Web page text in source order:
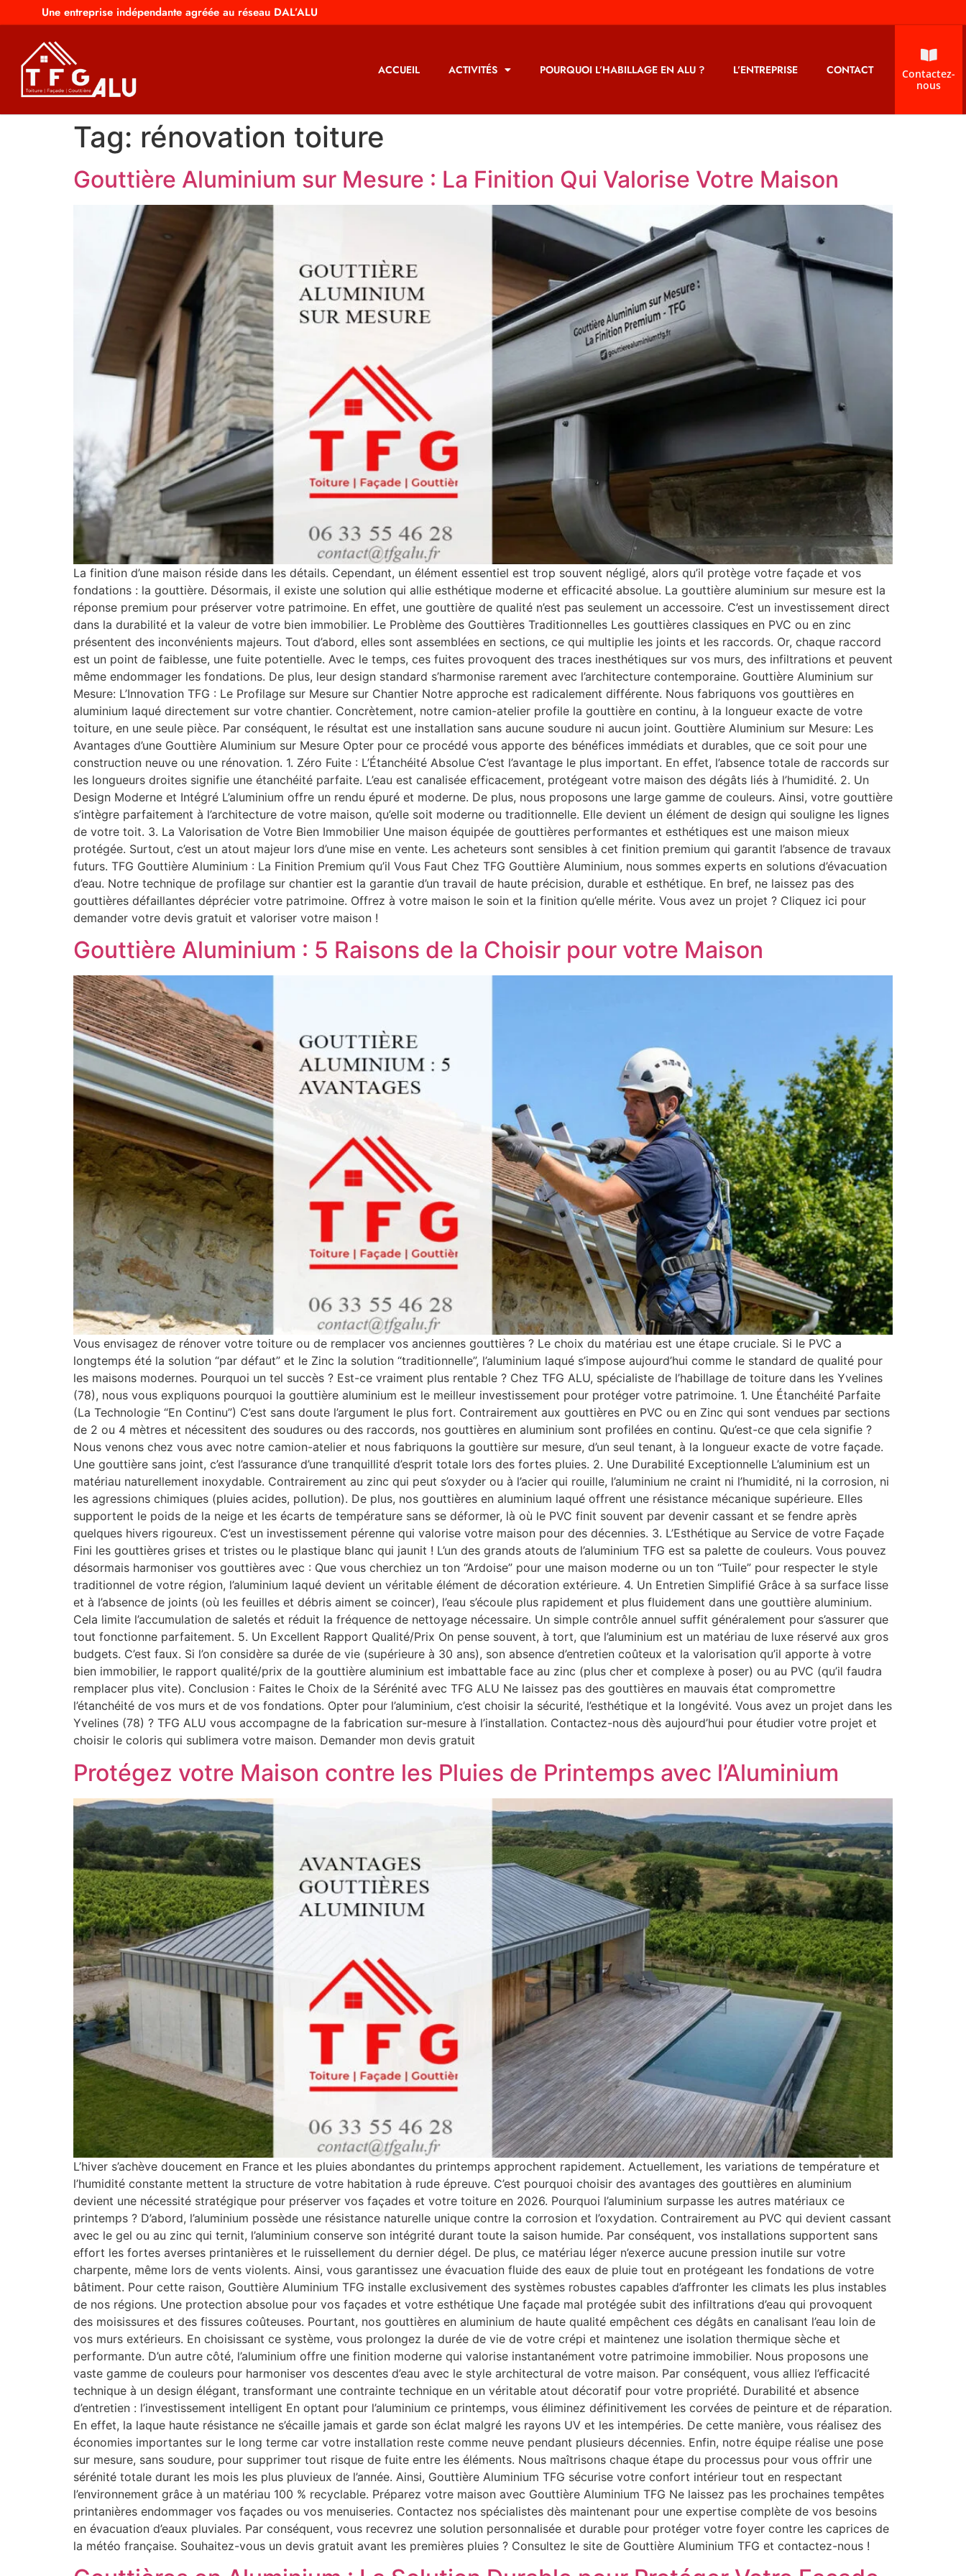
Une entreprise indépendante agréée au réseau DAL’ALU
ACCUEIL ACTIVITÉS POURQUOI L’HABILLAGE EN ALU ? L’ENTREPRISE CONTACT
Contactez-
nous
Tag: rénovation toiture
Gouttière Aluminium sur Mesure : La Finition Qui Valorise Votre Maison
La finition d’une maison réside dans les détails. Cependant, un élément essentiel est trop souvent négligé, alors qu’il protège votre façade et vos
fondations : la gouttière. Désormais, il existe une solution qui allie esthétique moderne et efficacité absolue. La gouttière aluminium sur mesure est la
réponse premium pour préserver votre patrimoine. En effet, une gouttière de qualité n’est pas seulement un accessoire. C’est un investissement direct
dans la durabilité et la valeur de votre bien immobilier. Le Problème des Gouttières Traditionnelles Les gouttières classiques en PVC ou en zinc
présentent des inconvénients majeurs. Tout d’abord, elles sont assemblées en sections, ce qui multiplie les joints et les raccords. Or, chaque raccord
est un point de faiblesse, une fuite potentielle. Avec le temps, ces fuites provoquent des traces inesthétiques sur vos murs, des infiltrations et peuvent
même endommager les fondations. De plus, leur design standard s’harmonise rarement avec l’architecture contemporaine. Gouttière Aluminium sur
Mesure: L’Innovation TFG : Le Profilage sur Mesure sur Chantier Notre approche est radicalement différente. Nous fabriquons vos gouttières en
aluminium laqué directement sur votre chantier. Concrètement, notre camion-atelier profile la gouttière en continu, à la longueur exacte de votre
toiture, en une seule pièce. Par conséquent, le résultat est une installation sans aucune soudure ni aucun joint. Gouttière Aluminium sur Mesure: Les
Avantages d’une Gouttière Aluminium sur Mesure Opter pour ce procédé vous apporte des bénéfices immédiats et durables, que ce soit pour une
construction neuve ou une rénovation. 1. Zéro Fuite : L’Étanchéité Absolue C’est l’avantage le plus important. En effet, l’absence totale de raccords sur
les longueurs droites signifie une étanchéité parfaite. L’eau est canalisée efficacement, protégeant votre maison des dégâts liés à l’humidité. 2. Un
Design Moderne et Intégré L’aluminium offre un rendu épuré et moderne. De plus, nous proposons une large gamme de couleurs. Ainsi, votre gouttière
s’intègre parfaitement à l’architecture de votre maison, qu’elle soit moderne ou traditionnelle. Elle devient un élément de design qui souligne les lignes
de votre toit. 3. La Valorisation de Votre Bien Immobilier Une maison équipée de gouttières performantes et esthétiques est une maison mieux
protégée. Surtout, c’est un atout majeur lors d’une mise en vente. Les acheteurs sont sensibles à cet finition premium qui garantit l’absence de travaux
futurs. TFG Gouttière Aluminium : La Finition Premium qu’il Vous Faut Chez TFG Gouttière Aluminium, nous sommes experts en solutions d’évacuation
d’eau. Notre technique de profilage sur chantier est la garantie d’un travail de haute précision, durable et esthétique. En bref, ne laissez pas des
gouttières défaillantes déprécier votre patrimoine. Offrez à votre maison le soin et la finition qu’elle mérite. Vous avez un projet ? Cliquez ici pour
demander votre devis gratuit et valoriser votre maison !
Gouttière Aluminium : 5 Raisons de la Choisir pour votre Maison
Vous envisagez de rénover votre toiture ou de remplacer vos anciennes gouttières ? Le choix du matériau est une étape cruciale. Si le PVC a
longtemps été la solution “par défaut” et le Zinc la solution “traditionnelle”, l’aluminium laqué s’impose aujourd’hui comme le standard de qualité pour
les maisons modernes. Pourquoi un tel succès ? Est-ce vraiment plus rentable ? Chez TFG ALU, spécialiste de l’habillage de toiture dans les Yvelines
(78), nous vous expliquons pourquoi la gouttière aluminium est le meilleur investissement pour protéger votre patrimoine. 1. Une Étanchéité Parfaite
(La Technologie “En Continu”) C’est sans doute l’argument le plus fort. Contrairement aux gouttières en PVC ou en Zinc qui sont vendues par sections
de 2 ou 4 mètres et nécessitent des soudures ou des raccords, nos gouttières en aluminium sont profilées en continu. Qu’est-ce que cela signifie ?
Nous venons chez vous avec notre camion-atelier et nous fabriquons la gouttière sur mesure, d’un seul tenant, à la longueur exacte de votre façade.
Une gouttière sans joint, c’est l’assurance d’une tranquillité d’esprit totale lors des fortes pluies. 2. Une Durabilité Exceptionnelle L’aluminium est un
matériau naturellement inoxydable. Contrairement au zinc qui peut s’oxyder ou à l’acier qui rouille, l’aluminium ne craint ni l’humidité, ni la corrosion, ni
les agressions chimiques (pluies acides, pollution). De plus, nos gouttières en aluminium laqué offrent une résistance mécanique supérieure. Elles
supportent le poids de la neige et les écarts de température sans se déformer, là où le PVC finit souvent par devenir cassant et se fendre après
quelques hivers rigoureux. C’est un investissement pérenne qui valorise votre maison pour des décennies. 3. L’Esthétique au Service de votre Façade
Fini les gouttières grises et tristes ou le plastique blanc qui jaunit ! L’un des grands atouts de l’aluminium TFG est sa palette de couleurs. Vous pouvez
désormais harmoniser vos gouttières avec : Que vous cherchiez un ton “Ardoise” pour une maison moderne ou un ton “Tuile” pour respecter le style
traditionnel de votre région, l’aluminium laqué devient un véritable élément de décoration extérieure. 4. Un Entretien Simplifié Grâce à sa surface lisse
et à l’absence de joints (où les feuilles et débris aiment se coincer), l’eau s’écoule plus rapidement et plus fluidement dans une gouttière aluminium.
Cela limite l’accumulation de saletés et réduit la fréquence de nettoyage nécessaire. Un simple contrôle annuel suffit généralement pour s’assurer que
tout fonctionne parfaitement. 5. Un Excellent Rapport Qualité/Prix On pense souvent, à tort, que l’aluminium est un matériau de luxe réservé aux gros
budgets. C’est faux. Si l’on considère sa durée de vie (supérieure à 30 ans), son absence d’entretien coûteux et la valorisation qu’il apporte à votre
bien immobilier, le rapport qualité/prix de la gouttière aluminium est imbattable face au zinc (plus cher et complexe à poser) ou au PVC (qu’il faudra
remplacer plus vite). Conclusion : Faites le Choix de la Sérénité avec TFG ALU Ne laissez pas des gouttières en mauvais état compromettre
l’étanchéité de vos murs et de vos fondations. Opter pour l’aluminium, c’est choisir la sécurité, l’esthétique et la longévité. Vous avez un projet dans les
Yvelines (78) ? TFG ALU vous accompagne de la fabrication sur-mesure à l’installation. Contactez-nous dès aujourd’hui pour étudier votre projet et
choisir le coloris qui sublimera votre maison. Demander mon devis gratuit
Protégez votre Maison contre les Pluies de Printemps avec l’Aluminium
L’hiver s’achève doucement en France et les pluies abondantes du printemps approchent rapidement. Actuellement, les variations de température et
l’humidité constante mettent la structure de votre habitation à rude épreuve. C’est pourquoi choisir des avantages des gouttières en aluminium
devient une nécessité stratégique pour préserver vos façades et votre toiture en 2026. Pourquoi l’aluminium surpasse les autres matériaux ce
printemps ? D’abord, l’aluminium possède une résistance naturelle unique contre la corrosion et l’oxydation. Contrairement au PVC qui devient cassant
avec le gel ou au zinc qui ternit, l’aluminium conserve son intégrité durant toute la saison humide. Par conséquent, vos installations supportent sans
effort les fortes averses printanières et le ruissellement du dernier dégel. De plus, ce matériau léger n’exerce aucune pression inutile sur votre
charpente, même lors de vents violents. Ainsi, vous garantissez une évacuation fluide des eaux de pluie tout en protégeant les fondations de votre
bâtiment. Pour cette raison, Gouttière Aluminium TFG installe exclusivement des systèmes robustes capables d’affronter les climats les plus instables
de nos régions. Une protection absolue pour vos façades et votre esthétique Une façade mal protégée subit des infiltrations d’eau qui provoquent
des moisissures et des fissures coûteuses. Pourtant, nos gouttières en aluminium de haute qualité empêchent ces dégâts en canalisant l’eau loin de
vos murs extérieurs. En choisissant ce système, vous prolongez la durée de vie de votre crépi et maintenez une isolation thermique sèche et
performante. D’un autre côté, l’aluminium offre une finition moderne qui valorise instantanément votre patrimoine immobilier. Nous proposons une
vaste gamme de couleurs pour harmoniser vos descentes d’eau avec le style architectural de votre maison. Par conséquent, vous alliez l’efficacité
technique à un design élégant, transformant une contrainte technique en un véritable atout décoratif pour votre propriété. Durabilité et absence
d’entretien : l’investissement intelligent En optant pour l’aluminium ce printemps, vous éliminez définitivement les corvées de peinture et de réparation.
En effet, la laque haute résistance ne s’écaille jamais et garde son éclat malgré les rayons UV et les intempéries. De cette manière, vous réalisez des
économies importantes sur le long terme car votre installation reste comme neuve pendant plusieurs décennies. Enfin, notre équipe réalise une pose
sur mesure, sans soudure, pour supprimer tout risque de fuite entre les éléments. Nous maîtrisons chaque étape du processus pour vous offrir une
sérénité totale durant les mois les plus pluvieux de l’année. Ainsi, Gouttière Aluminium TFG sécurise votre confort intérieur tout en respectant
l’environnement grâce à un matériau 100 % recyclable. Préparez votre maison avec Gouttière Aluminium TFG Ne laissez pas les prochaines tempêtes
printanières endommager vos façades ou vos menuiseries. Contactez nos spécialistes dès maintenant pour une expertise complète de vos besoins
en évacuation d’eaux pluviales. Par conséquent, vous recevrez une solution personnalisée et durable pour protéger votre foyer contre les caprices de
la météo française. Souhaitez-vous un devis gratuit avant les premières pluies ? Consultez le site de Gouttière Aluminium TFG et contactez-nous !